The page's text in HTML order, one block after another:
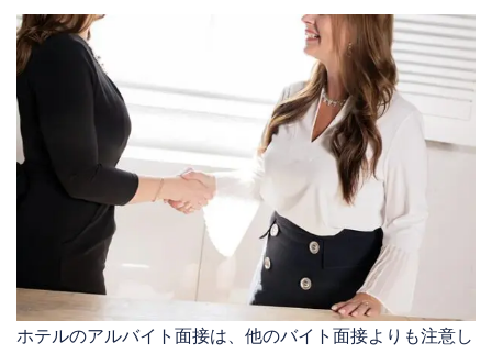
ホテルのアルバイト面接は、他のバイト面接よりも注意し